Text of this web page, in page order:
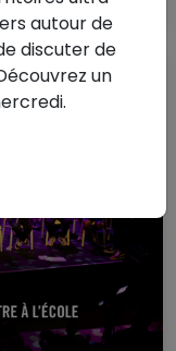
autour de
discuter de
un